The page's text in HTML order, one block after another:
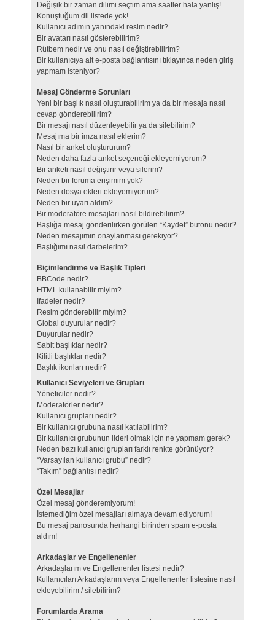
Değişik bir zaman dilimi seçtim ama saatler hala yanlış!
Konuştuğum dil listede yok!
Kullanıcı adımın yanındaki resim nedir?
Bir avatarı nasıl gösterebilirim?
Rütbem nedir ve onu nasıl değiştirebilirim?
Bir kullanıcıya ait e-posta bağlantısını tıklayınca neden giriş
yapmam isteniyor?
Mesaj Gönderme Sorunları
Yeni bir başlık nasıl oluşturabilirim ya da bir mesaja nasıl
cevap gönderebilirim?
Bir mesajı nasıl düzenleyebilir ya da silebilirim?
Mesajıma bir imza nasıl eklerim?
Nasıl bir anket oluştururum?
Neden daha fazla anket seçeneği ekleyemiyorum?
Bir anketi nasıl değiştirir veya silerim?
Neden bir foruma erişimim yok?
Neden dosya ekleri ekleyemiyorum?
Neden bir uyarı aldım?
Bir moderatöre mesajları nasıl bildirebilirim?
Başlığa mesaj gönderilirken görülen “Kaydet” butonu nedir?
Neden mesajımın onaylanması gerekiyor?
Başlığımı nasıl darbelerim?
Biçimlendirme ve Başlık Tipleri
BBCode nedir?
HTML kullanabilir miyim?
İfadeler nedir?
Resim gönderebilir miyim?
Global duyurular nedir?
Duyurular nedir?
Sabit başlıklar nedir?
Kilitli başlıklar nedir?
Başlık ikonları nedir?
Kullanıcı Seviyeleri ve Grupları
Yöneticiler nedir?
Moderatörler nedir?
Kullanıcı grupları nedir?
Bir kullanıcı grubuna nasıl katılabilirim?
Bir kullanıcı grubunun lideri olmak için ne yapmam gerek?
Neden bazı kullanıcı grupları farklı renkte görünüyor?
“Varsayılan kullanıcı grubu” nedir?
“Takım” bağlantısı nedir?
Özel Mesajlar
Özel mesaj gönderemiyorum!
İstemediğim özel mesajları almaya devam ediyorum!
Bu mesaj panosunda herhangi birinden spam e-posta
aldım!
Arkadaşlar ve Engellenenler
Arkadaşlarım ve Engellenenler listesi nedir?
Kullanıcıları Arkadaşlarım veya Engellenenler listesine nasıl
ekleyebilirim / silebilirim?
Forumlarda Arama